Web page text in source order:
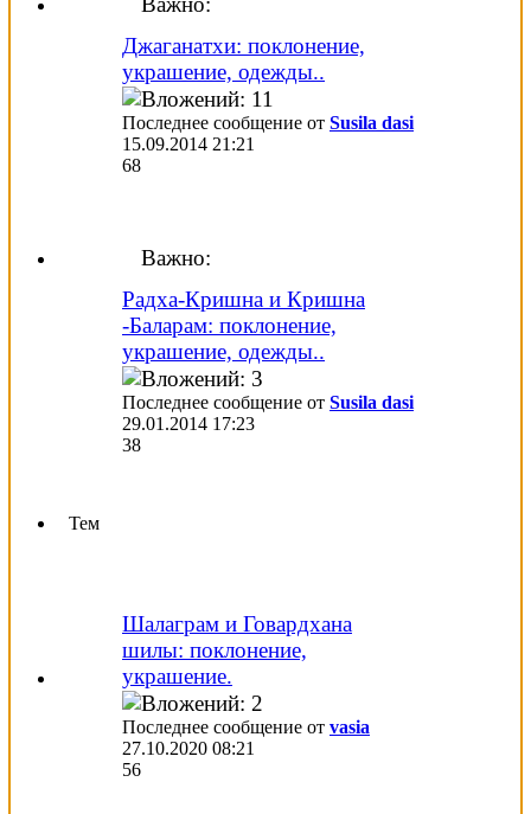
Джаганатхи: поклонение,
украшение, одежды..
Последнее сообщение от Susila dasi
15.09.2014 21:21
68
Важно:
Радха-Кришна и Кришна
-Баларам: поклонение,
украшение, одежды..
Последнее сообщение от Susila dasi
29.01.2014 17:23
38
Тем
Шалаграм и Говардхана
шилы: поклонение,
украшение.
Последнее сообщение от vasia
27.10.2020 08:21
56